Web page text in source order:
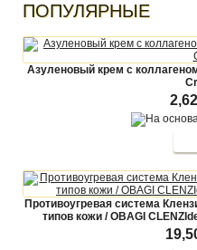
ПОПУЛЯРНЫЕ
Азуленовый крем с
Противоугревая система
типов кожи / OBAGI